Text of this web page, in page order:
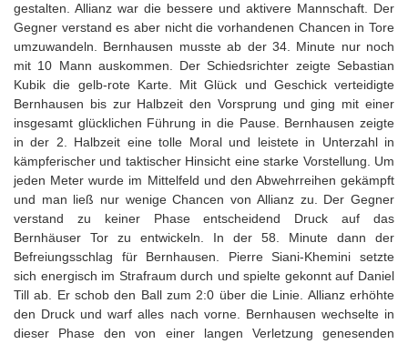
gestalten. Allianz war die bessere und aktivere Mannschaft. Der
Gegner verstand es aber nicht die vorhandenen Chancen in Tore
umzuwandeln. Bernhausen musste ab der 34. Minute nur noch
mit 10 Mann auskommen. Der Schiedsrichter zeigte Sebastian
Kubik die gelb-rote Karte. Mit Glück und Geschick verteidigte
Bernhausen bis zur Halbzeit den Vorsprung und ging mit einer
insgesamt glücklichen Führung in die Pause. Bernhausen zeigte
in der 2. Halbzeit eine tolle Moral und leistete in Unterzahl in
kämpferischer und taktischer Hinsicht eine starke Vorstellung. Um
jeden Meter wurde im Mittelfeld und den Abwehrreihen gekämpft
und man ließ nur wenige Chancen von Allianz zu. Der Gegner
verstand zu keiner Phase entscheidend Druck auf das
Bernhäuser Tor zu entwickeln. In der 58. Minute dann der
Befreiungsschlag für Bernhausen. Pierre Siani-Khemini setzte
sich energisch im Strafraum durch und spielte gekonnt auf Daniel
Till ab. Er schob den Ball zum 2:0 über die Linie. Allianz erhöhte
den Druck und warf alles nach vorne. Bernhausen wechselte in
dieser Phase den von einer langen Verletzung genesenden